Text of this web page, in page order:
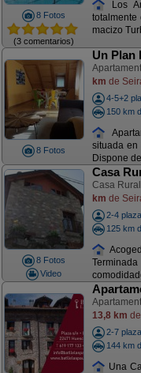
8 Fotos
(3 comentarios)
Los
totalmente
macizo
8 Fotos
Un Plan
km de
4-5+2
150 km
situada
Dispone
8 Fotos
Video
Casa
Casa
km de
2-4
125 km
13,8 km
2-7
144 km
Una